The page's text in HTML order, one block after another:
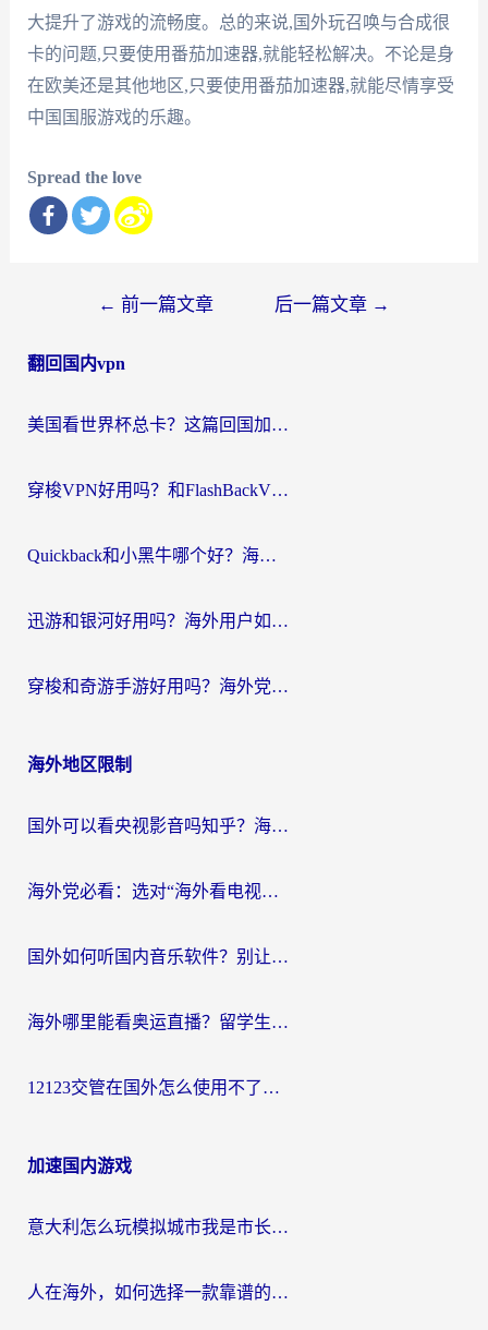
大提升了游戏的流畅度。总的来说,国外玩召唤与合成很
卡的问题,只要使用番茄加速器,就能轻松解决。不论是身
在欧美还是其他地区,只要使用番茄加速器,就能尽情享受
中国国服游戏的乐趣。
Spread the love
导
← 前一篇文章 后一篇文章 →
翻回国内vpn
美国看世界杯总卡？这篇回国加速器指南帮你无缝刷国内资源（附苹果手机VPN设置步骤）
穿梭VPN好用吗？和FlashBackVPN对比哪个回国效果更好？
Quickback和小黑牛哪个好？海外党亲测指南，选对回国加速器秒回国内
迅游和银河好用吗？海外用户如何选择回国加速器实现无缝访问国内资源
穿梭和奇游手游好用吗？海外党亲测3款回国加速器，附蜜蜂加速器七天试用攻略
海外地区限制
国外可以看央视影音吗知乎？海外党亲测有效的回国加速方案
海外党必看：选对“海外看电视剧软件”，再也不用愁国内剧刷不了
国外如何听国内音乐软件？别让地域限制，断了你的中文歌单
海外哪里能看奥运直播？留学生&海外华人必看的体育赛事观赛终极指南
12123交管在国外怎么使用不了？海外华人必看的无缝访问国内资源指南
加速国内游戏
意大利怎么玩模拟城市我是市长？海外党国服游戏加速终极攻略（附三国3量子特攻解决办法）
人在海外，如何选择一款靠谱的玩剑灵2加速器？